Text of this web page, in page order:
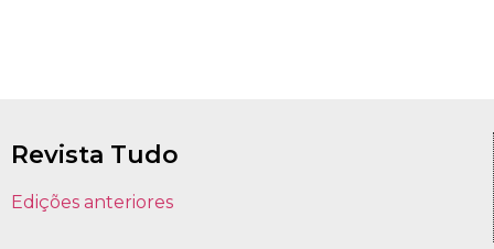
Revista Tudo
Edições anteriores